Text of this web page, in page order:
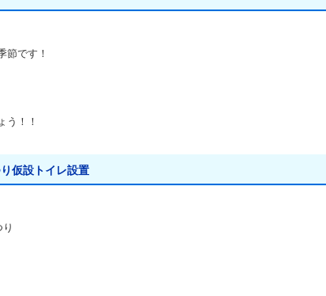
節です！
う！！
仮設トイレ設置